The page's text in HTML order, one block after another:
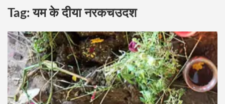
Tag:यम के दीया नरकचउदश